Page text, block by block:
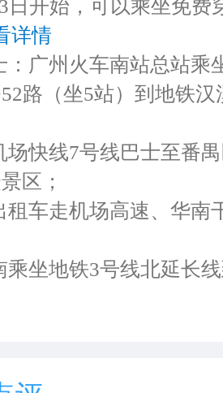
日开始，可以乘坐免
详情
：广州火车南站总站乘
路（坐5站）到地铁
场快线7号线巴士至番
区；
租车走机场高速、华南
乘坐地铁3号线北延长